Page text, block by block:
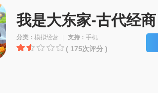
我是大东家-古代经商
分类： 模拟经营 支持： 手机
( 175次评分 )